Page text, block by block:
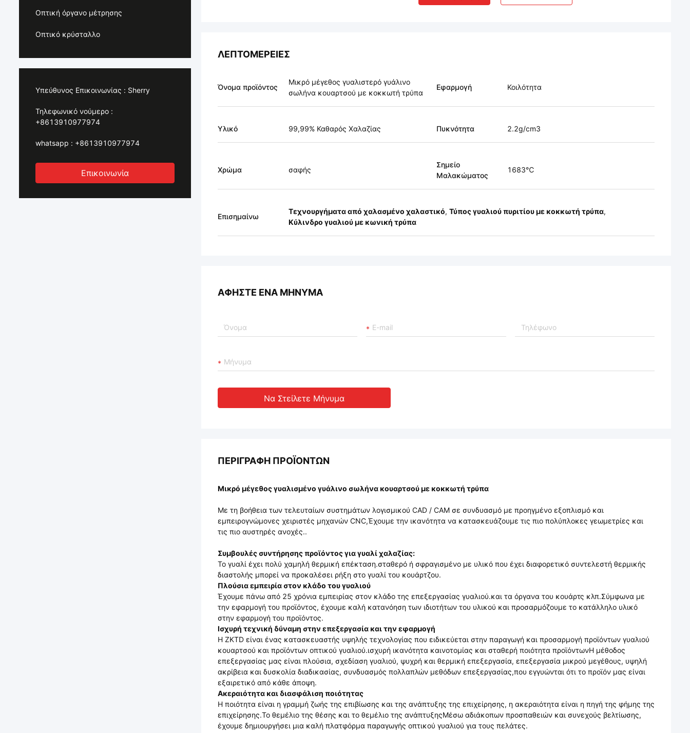
Οπτική όργανο μέτρησης
Οπτικό κρύσταλλο
Υπεύθυνος Επικοινωνίας : Sherry
Τηλεφωνικό νούμερο :
+8613910977974
whatsapp : +8613910977974
Επικοινωνία
ΛΕΠΤΟΜΈΡΕΙΕΣ
Όνομα προϊόντος
Μικρό μέγεθος γυαλιστερό γυάλινο
σωλήνα κουαρτσού με κοκκωτή τρύπα
Εφαρμογή Κοιλότητα
Υλικό 99,99% Καθαρός Χαλαζίας Πυκνότητα 2.2g/cm3
Χρώμα σαφής
Σημείο
Μαλακώματος
1683℃
Επισημαίνω
Τεχνουργήματα από χαλασμένο χαλαστικό, Τύπος γυαλιού πυριτίου με κοκκωτή τρύπα,
Κύλινδρο γυαλιού με κωνική τρύπα
ΑΦΉΣΤΕ ΈΝΑ ΜΉΝΥΜΑ
Να Στείλετε Μήνυμα
ΠΕΡΙΓΡΑΦΉ ΠΡΟΪΌΝΤΩΝ
Μικρό μέγεθος γυαλισμένο γυάλινο σωλήνα κουαρτσού με κοκκωτή τρύπα
Με τη βοήθεια των τελευταίων συστημάτων λογισμικού CAD / CAM σε συνδυασμό με προηγμένο εξοπλισμό και
εμπειρογνώμονες χειριστές μηχανών CNC,Έχουμε την ικανότητα να κατασκευάζουμε τις πιο πολύπλοκες γεωμετρίες και
τις πιο αυστηρές ανοχές..
Συμβουλές συντήρησης προϊόντος για γυαλί χαλαζίας:
Το γυαλί έχει πολύ χαμηλή θερμική επέκταση.σταθερό ή σφραγισμένο με υλικό που έχει διαφορετικό συντελεστή θερμικής
διαστολής μπορεί να προκαλέσει ρήξη στο γυαλί του κουάρτζου.
Πλούσια εμπειρία στον κλάδο του γυαλιού
Έχουμε πάνω από 25 χρόνια εμπειρίας στον κλάδο της επεξεργασίας γυαλιού.και τα όργανα του κουάρτς κλπ.Σύμφωνα με
την εφαρμογή του προϊόντος, έχουμε καλή κατανόηση των ιδιοτήτων του υλικού και προσαρμόζουμε το κατάλληλο υλικό
στην εφαρμογή του προϊόντος.
Ισχυρή τεχνική δύναμη στην επεξεργασία και την εφαρμογή
Η ZKTD είναι ένας κατασκευαστής υψηλής τεχνολογίας που ειδικεύεται στην παραγωγή και προσαρμογή προϊόντων γυαλιού
κουαρτσού και προϊόντων οπτικού γυαλιού.ισχυρή ικανότητα καινοτομίας και σταθερή ποιότητα προϊόντωνΗ μέθοδος
επεξεργασίας μας είναι πλούσια, σχεδίαση γυαλιού, ψυχρή και θερμική επεξεργασία, επεξεργασία μικρού μεγέθους, υψηλή
ακρίβεια και δυσκολία διαδικασίας, συνδυασμός πολλαπλών μεθόδων επεξεργασίας,που εγγυώνται ότι το προϊόν μας είναι
εξαιρετικό από κάθε άποψη.
Ακεραιότητα και διασφάλιση ποιότητας
Η ποιότητα είναι η γραμμή ζωής της επιβίωσης και της ανάπτυξης της επιχείρησης, η ακεραιότητα είναι η πηγή της φήμης της
επιχείρησης.Το θεμέλιο της θέσης και το θεμέλιο της ανάπτυξηςΜέσω αδιάκοπων προσπαθειών και συνεχούς βελτίωσης,
έχουμε δημιουργήσει μια καλή πλατφόρμα παραγωγής οπτικού γυαλιού για τους πελάτες.